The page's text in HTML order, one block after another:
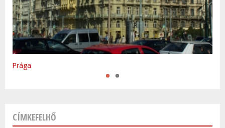
Prága
Varsó
CÍMKEFELHŐ